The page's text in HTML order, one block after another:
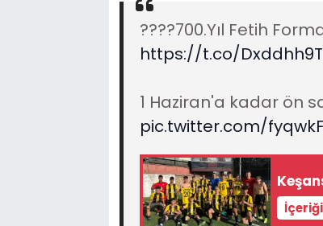
????700.Yıl Fetih
https://t.co/
1 Haziran'a kadar ön
pic.twitter.com/